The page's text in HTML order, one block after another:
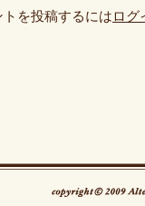
トを投稿するにはログ